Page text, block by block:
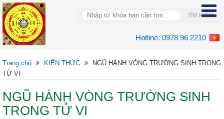
Hotline: 0978 96 2210
Trang chủ KIẾN THỨC
NGŨ HÀNH VÒNG TRƯỜNG SINH TRONG
TỬ VI
NGŨ HÀNH VÒNG TRƯỜNG SINH
TRONG TỬ VI